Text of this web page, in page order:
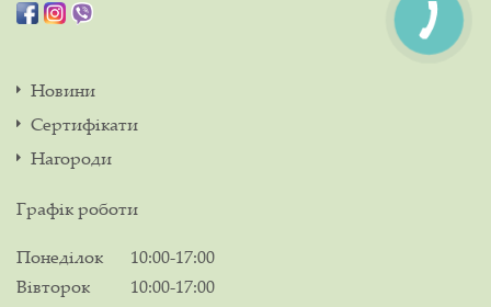
Новини
Сертифікати
Нагороди
Графік роботи
Понеділок
10:00-17:00
Вівторок
10:00-17:00